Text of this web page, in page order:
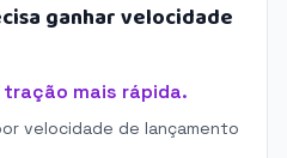
ganhar velocidade
mais rápida.
velocidade de lançamento